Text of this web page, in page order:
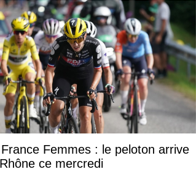
Femmes : le peloton arrive
ce mercredi